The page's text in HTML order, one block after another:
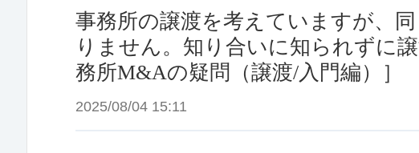
事務所の譲渡を考えていますが、
りません。知り合いに知られずに
務所M&Aの疑問（譲渡/入門編）］
2025/08/04 15:11